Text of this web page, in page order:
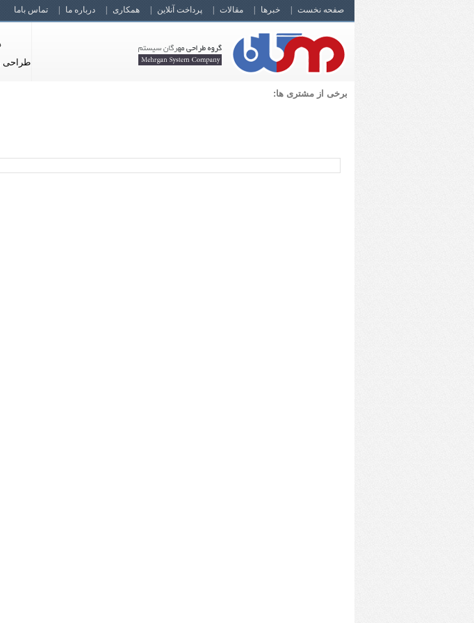
صفحه نخست خبرها مقالات پرداخت آنلاین همکاری درباره ما تماس باما
طراحی
برخی از مشتری ها: